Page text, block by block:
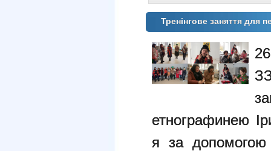
Тренінгове заняття для
етнографинею
я за допомогою